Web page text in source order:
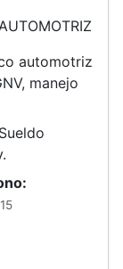
automotriz
manejo